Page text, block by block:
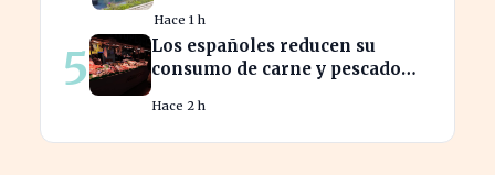
presupuesto balear
Hace 1 h
5
Los españoles reducen su
consumo de carne y pescado
Hace 2 h